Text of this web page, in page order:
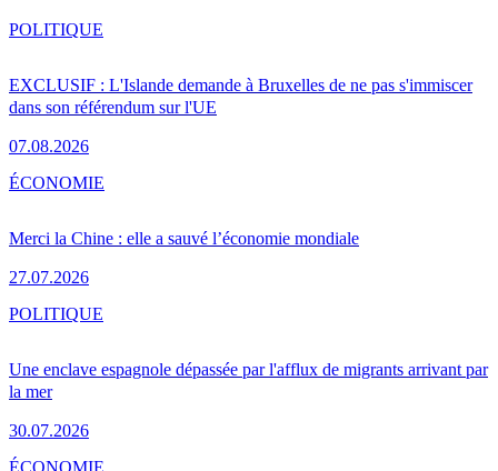
EXCLUSIF : L'Islande demande à Bruxelles de ne pas s'immiscer
dans son référendum sur l'UE
07.08.2026
POLITIQUE
Merci la Chine : elle a sauvé l’économie mondiale
27.07.2026
ÉCONOMIE
Une enclave espagnole dépassée par l'afflux de migrants arrivant par
la mer
30.07.2026
POLITIQUE
ÉCONOMIE